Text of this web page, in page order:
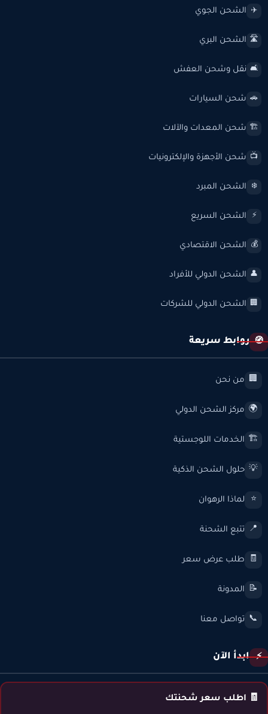
✈️ الشحن الجوي
🛣️ الشحن البري
🛋️ نقل وشحن العفش
🚗 شحن السيارات
🏗️ شحن المعدات والآلات
📺 شحن الأجهزة والإلكترونيات
❄️ الشحن المبرد
⚡ الشحن السريع
💰 الشحن الاقتصادي
👤 الشحن الدولي للأفراد
🏢 الشحن الدولي للشركات
🧭 روابط سريعة
🏢 من نحن
🌍 مركز الشحن الدولي
🏗️ الخدمات اللوجستية
💡 حلول الشحن الذكية
⭐ لماذا الرهوان
📍 تتبع الشحنة
🧾 طلب عرض سعر
📝 المدونة
📞 تواصل معنا
⚡ ابدأ الآن
🧾 اطلب سعر شحنتك